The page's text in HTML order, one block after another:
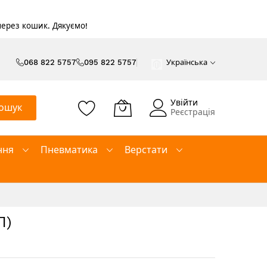
кошик. Дякуємо!
068 822 5757 095 822 5757 Українська
Увійти
Реєстрація
Пневматика Верстати